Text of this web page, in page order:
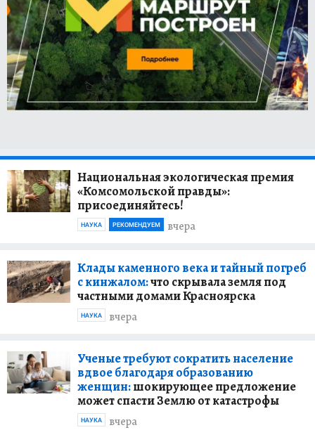
Национальная экологическая премия
«Комсомольской правды»:
присоединяйтесь!
вчера
НАУКА РЕКОМЕНДУЕМ
Клады каменного века и тайный погреб
с кинжалом:что скрывала земля под
частными домами Красноярска
вчера
НАУКА
Ученые требуют сократить население
вдвое благодаря образованию
женщин:шокирующее предложение
может спасти Землю от катастрофы
вчера
НАУКА